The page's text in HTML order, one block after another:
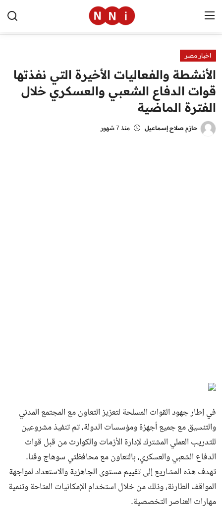
الرئيسية
اخبار مصر
العالم
الرياضة
اخبار مصر
الأنشطة والفعاليات الأخيرة التي نفذتها
قوات الدفاع الشعبي والعسكري خلال
الفترة الماضية
حازم صلاح إسماعيل منذ 7 شهور
في إطار جهود القوات المسلحة لتعزيز التعاون مع المجتمع المدني
والتنسيق مع جميع أجهزة ومؤسسات الدولة، تم تنفيذ مشروعين
للتدريب العملي المشترك لإدارة الأزمات والكوارث من قبل قوات
الدفاع الشعبي والعسكري، بالتعاون مع محافظتي سوهاج وقنا.
تهدف هذه المشاريع إلى تقييم مستوى الجاهزية والاستعداد لمواجهة
المواقف الطارئة، وذلك من خلال استخدام الإمكانيات المتاحة وتنمية
مهارات العناصر التخصصية.